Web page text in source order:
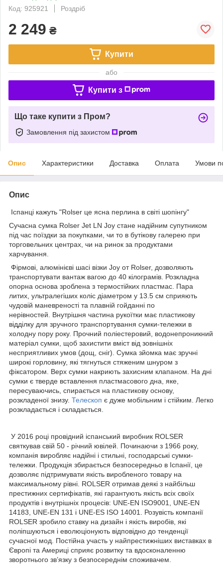
Код: 925921
Роздріб
2 249 ₴
Купити
або
Купити з
Що таке купити з Пром?
Замовлення під захистом
Опис Характеристики Доставка Оплата Умови
Опис
Іспанці кажуть "Rolser це ясна перлина в світі шопінгу"
Сучасна сумка Rolser Jet LN Joy стане надійним супутником
під час поїздки за покупками, чи то в бутікову галерею при
торговельних центрах, чи на ринок за продуктами
харчування.
Фірмові, алюмінієві шасі візки Joy от Rolser, дозволяють
транспортувати вантаж вагою до 40 кілограмів. Розкладна
опорна основа зроблена з термостійких пластмас. Пара
литих, ультралегіших коліс діаметром у 13.5 см сприяють
чудовій маневреності та плавній гойданні по
нерівностей. Внутрішня частина рукоїтки має пластикову
відділку для зручного транспортування сумки-тележки в
холодну пору року. Прочний поліестеровий, водонепроникний
матеріал сумки, щоб захистити вміст від зовнішніх
несприятливих умов (дощ, сніг). Сумка зйомка має зручні
широкі горловину, які тягнуться стяженим шнуром з
фіксатором. Верх сумки накриють захисним клапаном. На дні
сумки є тверде вставлення пластмасового дна, яке,
пересуваючись, спирається на пластикову основу,
розкладеної знизу. Телескоп є дуже мобільним і стійким. Легко
розкладається і складається.
У 2016 році провідний іспанський виробник ROLSER
святкував свій 50 - річний ювілей. Починаючи з 1966 року,
компанія виробляє надійні і стильні, господарські сумки-
тележки. Продукція збирається безпосередньо в Іспанії, це
дозволяє підтримувати якість виробленого товару на
максимальному рівні. ROLSER отримав деякі з найбільш
престижних сертифікатів, які гарантують якість всіх своїх
продуктів і внутрішніх процесів: UNE-EN ISO9001, UNE-EN
14183, UNE-EN 131 і UNE-ES ISO 14001. Розувість компанії
ROLSER зробило ставку на дизайн і якість виробів, які
поліпшуються і еволюціонують відповідно до тенденції
сучасної мод. Постійна участь у найпрестижніших виставках в
Європі та Америці сприяє розвитку та вдосконаленню
зворотнього зв’язку з безпосереднім споживачем.